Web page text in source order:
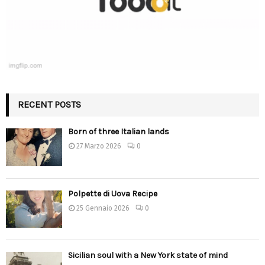
RECENT POSTS
Born of three Italian lands
27 Marzo 2026 0
Polpette di Uova Recipe
25 Gennaio 2026 0
Sicilian soul with a New York state of mind